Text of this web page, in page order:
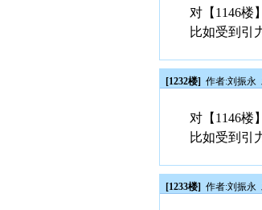
对【1146楼
比如受到引
[1232楼] 作者:刘振永
对【1146楼
比如受到引
[1233楼] 作者:刘振永